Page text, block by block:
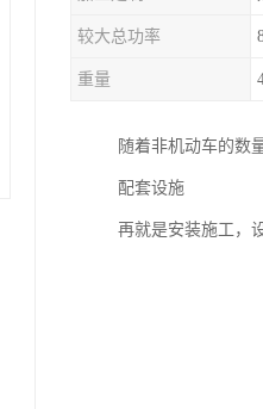
较大总功率
重量
随着非机动车的数
配套设施
再就是安装施工，